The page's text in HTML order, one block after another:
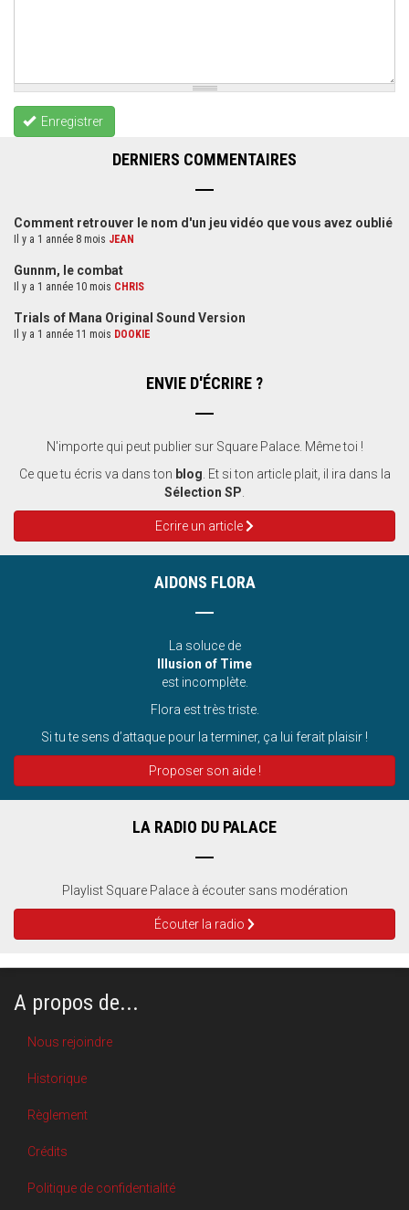
Enregistrer
DERNIERS COMMENTAIRES
Comment retrouver le nom d'un jeu vidéo que vous avez oublié
Il y a 1 année 8 mois JEAN
Gunnm, le combat
Il y a 1 année 10 mois CHRIS
Trials of Mana Original Sound Version
Il y a 1 année 11 mois DOOKIE
ENVIE D'ÉCRIRE ?
N'importe qui peut publier sur Square Palace. Même toi !
Ce que tu écris va dans ton blog. Et si ton article plait, il ira dans la
Sélection SP.
Ecrire un article
AIDONS FLORA
La soluce de
Illusion of Time
est incomplète.
Flora est très triste.
Si tu te sens d’attaque pour la terminer, ça lui ferait plaisir !
Proposer son aide !
LA RADIO DU PALACE
Playlist Square Palace à écouter sans modération
Écouter la radio
A propos de...
Nous rejoindre
Historique
Règlement
Crédits
Politique de confidentialité